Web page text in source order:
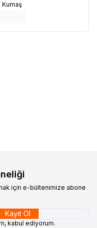
için e-bültenimize abone
Kayıt Ol
kabul ediyorum.